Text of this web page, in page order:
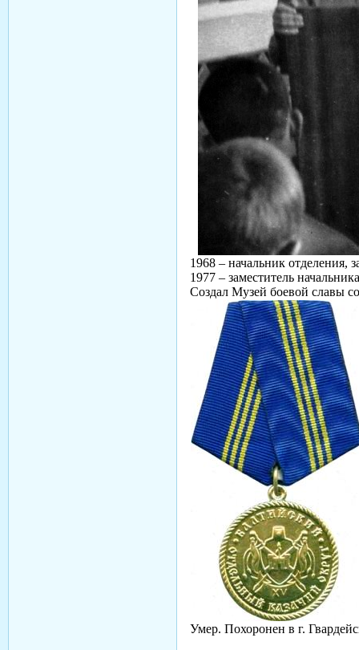
1968 – начальник отделения,
1977 – заместитель
Создал Музей боевой славы
Умер. Похоронен в г.